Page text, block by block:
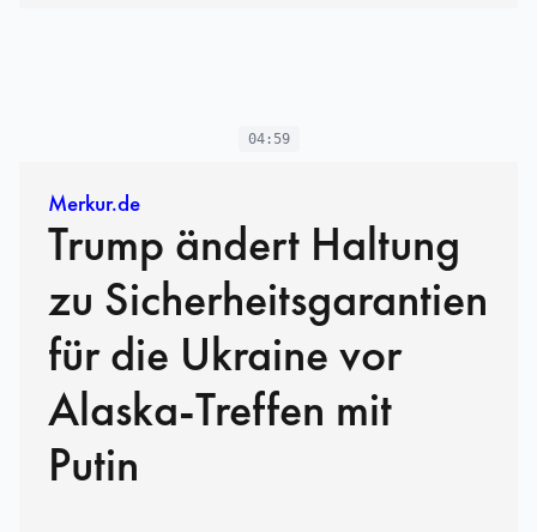
04:59
Merkur.de
Trump ändert Haltung
zu Sicherheitsgarantien
für die Ukraine vor
Alaska-Treffen mit
Putin